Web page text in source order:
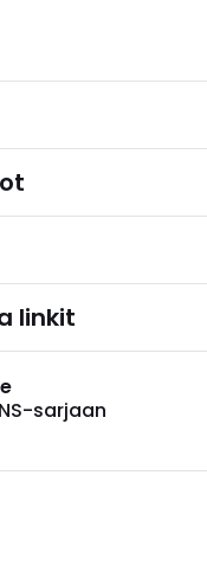
linkit
sarjaan